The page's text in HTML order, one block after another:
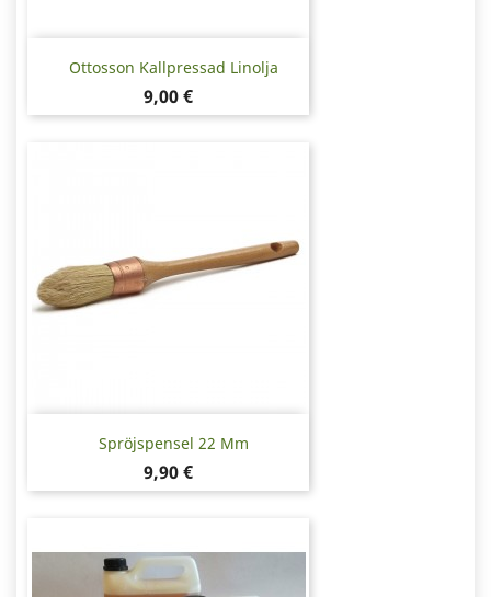
Ottosson Kallpressad Linolja
Pris
9,00 €
Spröjspensel 22 Mm
Pris
9,90 €